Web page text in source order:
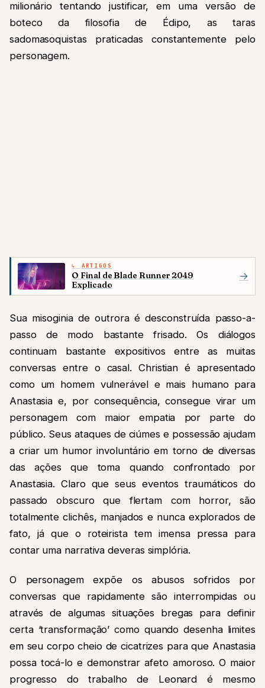
milionário tentando justificar, em uma versão de
boteco da filosofia de Édipo, as taras
sadomasoquistas praticadas constantemente pelo
personagem.
ARTIGOS
O Final de Blade Runner 2049
Explicado
→
Sua misoginia de outrora é desconstruída passo-a-
passo de modo bastante frisado. Os diálogos
continuam bastante expositivos entre as muitas
conversas entre o casal. Christian é apresentado
como um homem vulnerável e mais humano para
Anastasia e, por consequência, consegue virar um
personagem com maior empatia por parte do
público. Seus ataques de ciúmes e possessão ajudam
a criar um humor involuntário em torno de diversas
das ações que toma quando confrontado por
Anastasia. Claro que seus eventos traumáticos do
passado obscuro que flertam com horror, são
totalmente clichês, manjados e nunca explorados de
fato, já que o roteirista tem imensa pressa para
contar uma narrativa deveras simplória.
O personagem expõe os abusos sofridos por
conversas que rapidamente são interrompidas ou
através de algumas situações bregas para definir
certa ‘transformação’ como quando desenha limites
em seu corpo cheio de cicatrizes para que Anastasia
possa tocá-lo e demonstrar afeto amoroso. O maior
progresso do trabalho de Leonard é mesmo